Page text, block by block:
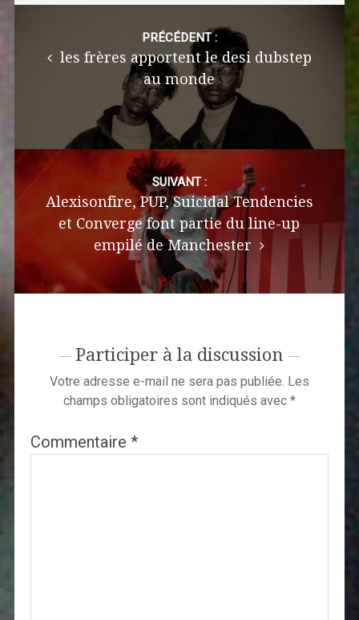
PRÉCÉDENT :
les frères apportent le desi dubstep
au monde
SUIVANT :
Alexisonfire, PUP, Suicidal Tendencies
et Converge font partie du line-up
empilé de Manchester
Participer à la discussion
Votre adresse e-mail ne sera pas publiée. Les
champs obligatoires sont indiqués avec *
Commentaire *